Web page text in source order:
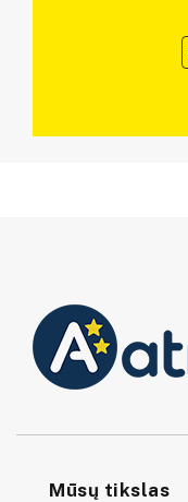
Mūsų tikslas